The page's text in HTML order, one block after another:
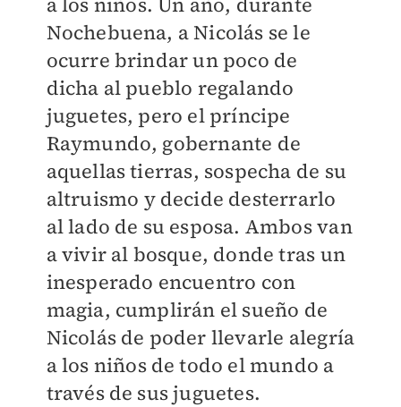
Nochebuena, a Nicolás se le
ocurre brindar un poco de
dicha al pueblo regalando
juguetes, pero el príncipe
Raymundo, gobernante de
aquellas tierras, sospecha de su
altruismo y decide desterrarlo
al lado de su esposa. Ambos van
a vivir al bosque, donde tras un
inesperado encuentro con
magia, cumplirán el sueño de
Nicolás de poder llevarle alegría
a los niños de todo el mundo a
través de sus juguetes.